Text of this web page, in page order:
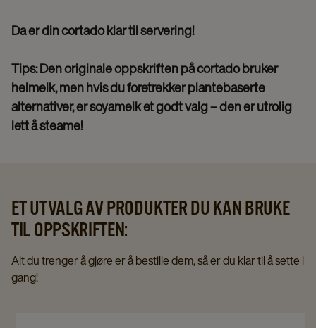
Da er din cortado klar til servering!
Tips: Den originale oppskriften på cortado bruker
helmelk, men hvis du foretrekker plantebaserte
alternativer, er soyamelk et godt valg – den er utrolig
lett å steame!
ET UTVALG AV PRODUKTER DU KAN BRUKE
TIL OPPSKRIFTEN:
Alt du trenger å gjøre er å bestille dem, så er du klar til å sette i
gang!